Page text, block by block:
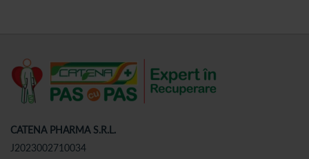
CATENA PHARMA S.R.L.
J2023002710034